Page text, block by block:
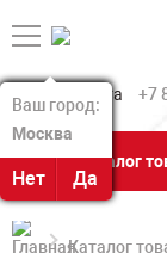
Ваш город:
Москва
Нет Да
Ваш город:
Москва
Нет Да
+7
Каталог
Каталог